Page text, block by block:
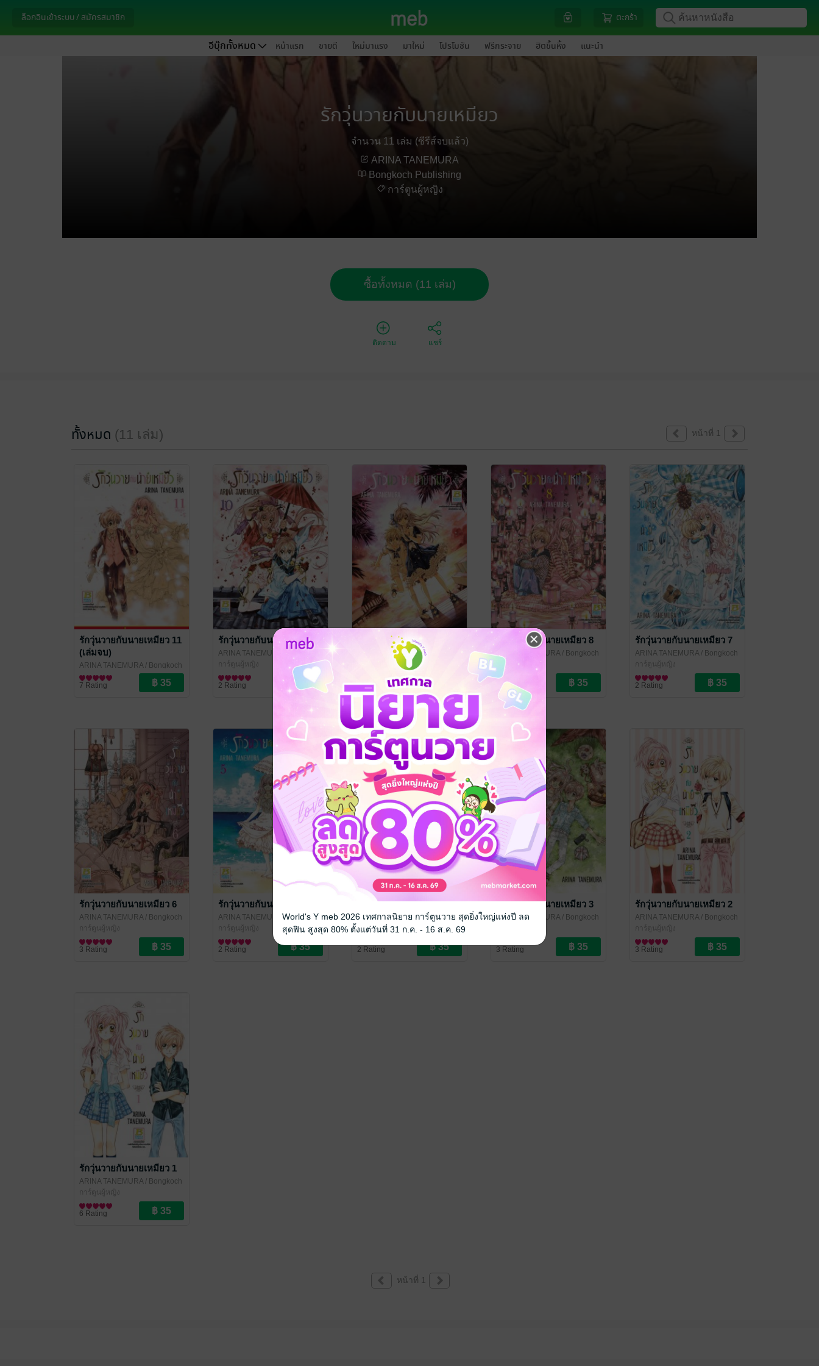
ล็อกอินเข้าระบบ / สมัครสมาชิก ตะกร้า
อีบุ๊กทั้งหมด หน้าแรก ขายดี ใหม่มาแรง มาใหม่ โปรโมชัน ฟรีกระจาย ฮิตขึ้นหิ้ง แนะนำ
รักวุ่นวายกับนายเหมียว
จำนวน 11 เล่ม (ซีรีส์จบแล้ว)
ARINA TANEMURA
Bongkoch Publishing
การ์ตูนผู้หญิง
ซื้อทั้งหมด (11 เล่ม)
ติดตาม แชร์
ทั้งหมด (11 เล่ม) หน้าที่ 1
รักวุ่นวายกับนายเหมียว 11
(เล่มจบ)
ARINA TANEMURA/ Bongkoch
Publishing
การ์ตูนผู้หญิง
7 Rating
รักวุ่นวายกับนายเหมียว 10
ARINA TANEMURA
Publishing
การ์ตูนผู้หญิง
2 Rating
รักวุ่นวายกับนายเหมียว 9
ARINA TANEMURA/ Bongkoch
การ์ตูนผู้หญิง
3 Rating
รักวุ่นวายกับนายเหมียว 8
ARINA TANEMURA/ Bongkoch
Publishing
การ์ตูนผู้หญิง
3 Rating
รักวุ่นวายกับนายเหมียว 7
ARINA TANEMURA/ Bongkoch
Publishing
การ์ตูนผู้หญิง
2 Rating
รักวุ่นวายกับนายเหมียว 6
ARINA TANEMURA/ Bongkoch
Publishing
การ์ตูนผู้หญิง
3 Rating
รักวุ่นวายกับนายเหมียว 5
ARINA TANEMURA / Bongkoch
Publishing
การ์ตูนผู้หญิง
2 Rating
รักวุ่นวายกับนายเหมียว 4
ARINA TANEMURA/ Bongkoch
Publishing
การ์ตูนผู้หญิง
2 Rating
รักวุ่นวายกับนายเหมียว 3
ARINA TANEMURA/ Bongkoch
3 Rating
รักวุ่นวายกับนายเหมียว 2
ARINA TANEMURA/ Bongkoch
Publishing
การ์ตูนผู้หญิง
3 Rating
รักวุ่นวายกับนายเหมียว 1
ARINA TANEMURA/ Bongkoch
Publishing
การ์ตูนผู้หญิง
6 Rating
หน้าที่ 1
World's Y meb 2026 เทศกาลนิยาย การ์ตูนวาย สุดยิ่งใหญ่แห่งปี ลด
สุดฟิน สูงสุด 80% ตั้งแต่วันที่ 31 ก.ค. - 16 ส.ค. 69